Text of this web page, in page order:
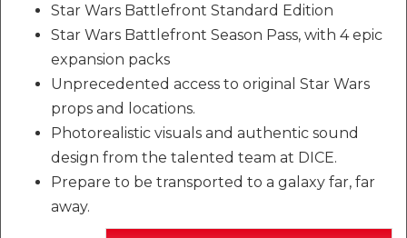
Star Wars Battlefront Standard Edition
Star Wars Battlefront Season Pass, with 4 epic
expansion packs
Unprecedented access to original Star Wars
props and locations.
Photorealistic visuals and authentic sound
design from the talented team at DICE.
Prepare to be transported to a galaxy far, far
away.